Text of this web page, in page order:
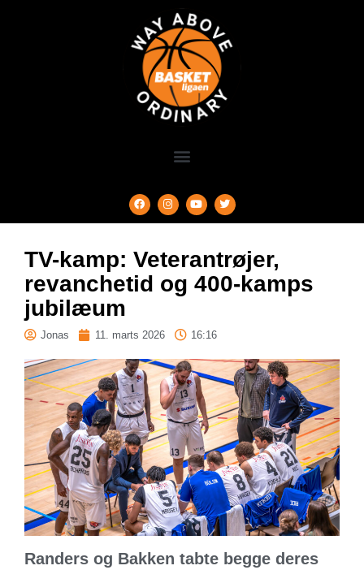
TV-kamp: Veterantrøjer,
revanchetid og 400-kamps
jubilæum
Jonas 11. marts 2026 16:16
Randers og Bakken tabte begge deres